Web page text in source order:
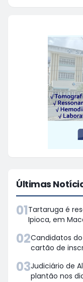
Últimas
01Tartaruga é
Ipioca, em
02Candidatos
cartão de
03Judiciário de
plantão nos